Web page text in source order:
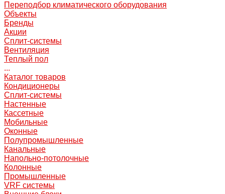
Переподбор климатического оборудования
Объекты
Бренды
Акции
Сплит-системы
Вентиляция
Теплый пол
...
Каталог товаров
Кондиционеры
Сплит-системы
Настенные
Кассетные
Мобильные
Оконные
Полупромышленные
Канальные
Напольно-потолочные
Колонные
Промышленные
VRF системы